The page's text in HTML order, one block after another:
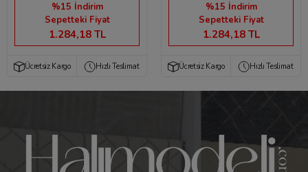
%15 İndirim
Sepetteki Fiyat
1.284,18 TL
Ücretsiz Kargo Hızlı Teslimat
%15 İndirim
Sepetteki Fiyat
1.284,18 TL
Ücretsiz Kargo Hızlı Teslimat